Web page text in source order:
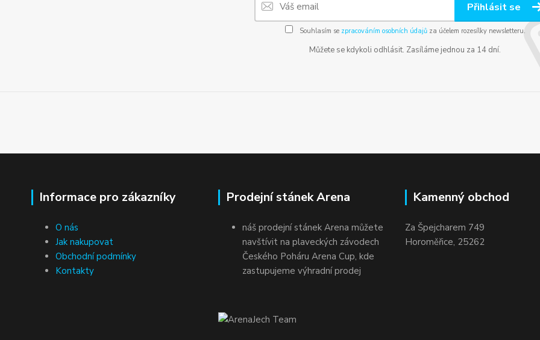
Přihlásit se
Souhlasím se zpracováním osobních údajůza účelem rozesílky newsletteru.
Můžete se kdykoli odhlásit. Zasíláme jednou za 14 dní.
Informace pro zákazníky
O nás
Jak nakupovat
Obchodní podmínky
Kontakty
Prodejní stánek Arena
náš prodejní stánek Arena můžete
navštívit na plaveckých závodech
Českého Poháru Arena Cup, kde
zastupujeme výhradní prodej
Kamenný obchod
Za Špejcharem 749
Horoměřice, 25262